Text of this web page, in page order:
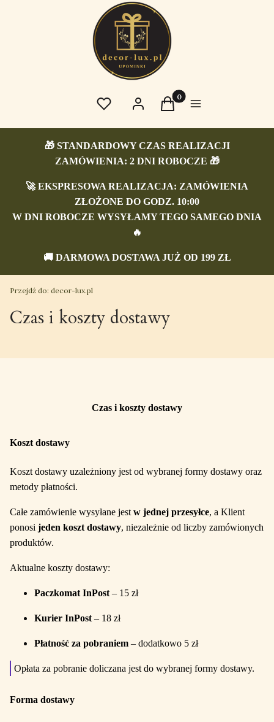
Ulubione Zaloguj sięProdukty w koszyku: 0.
KoszykMenu
🎁 STANDARDOWY CZAS REALIZACJI
ZAMÓWIENIA: 2 DNI ROBOCZE 🎁
🚀 EKSPRESOWA REALIZACJA: ZAMÓWIENIA
ZŁOŻONE DO GODZ. 10:00
W DNI ROBOCZE WYSYŁAMY TEGO SAMEGO DNIA
🔥
🚚 DARMOWA DOSTAWA JUŻ OD 199 ZŁ
Przejdź do: decor-lux.pl
Czas i koszty dostawy
Czas i koszty dostawy
Koszt dostawy
Koszt dostawy uzależniony jest od wybranej formy dostawy oraz
metody płatności.
Całe zamówienie wysyłane jest w jednej przesyłce, a Klient
ponosi jeden koszt dostawy, niezależnie od liczby zamówionych
produktów.
Aktualne koszty dostawy:
Paczkomat InPost – 15 zł
Kurier InPost – 18 zł
Płatność za pobraniem – dodatkowo 5 zł
Opłata za pobranie doliczana jest do wybranej formy dostawy.
Forma dostawy